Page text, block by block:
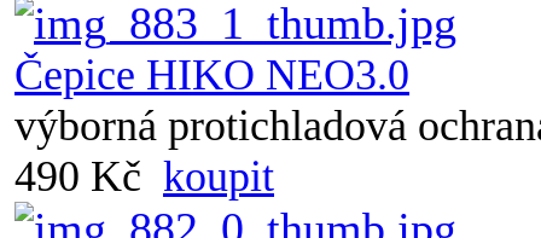
Čepice HIKO NEO3.0
výborná protichladová
490 Kč koupit